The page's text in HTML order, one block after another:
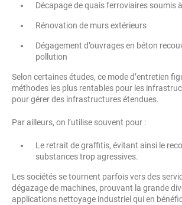
Décapage de quais ferroviaires soumis
Rénovation de murs extérieurs
Dégagement d’ouvrages en béton
pollution
Selon certaines études, ce mode d’entretien
méthodes les plus rentables pour les
pour gérer des infrastructures étendues.
Par ailleurs, on l’utilise souvent pour :
Le retrait de graffitis, évitant ainsi le
substances trop agressives.
Les sociétés se tournent parfois vers des
dégazage de machines, prouvant la grande
applications nettoyage industriel qui en